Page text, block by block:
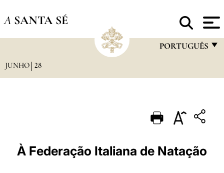
A SANTA SÉ
PORTUGUÊS
PORTUGUÊS
ESPAÑOL
JUNHO 28
À Federação Italiana de Natação